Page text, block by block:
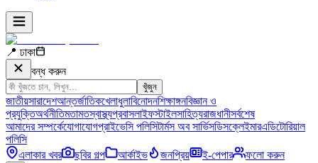
📍 ঢাকা
বন্ধ করুন
খুঁজুন
জাতীয়সারাদেশআন্তর্জাতিকখেলাধুলাবিনোদনশিক্ষাঙ্গনবিজ্ঞান ও
প্রযুক্তিঅর্থনীতিমতামতস্বাস্থ্যপ্রবাসলাইফস্টাইলসাহিত্যরাজধানীসর্বশেষ
আমাদের সম্পর্কেযোগাযোগপ্রাইভেসি পলিসিটার্মস অব সার্ভিসডিসক্লেইমারএডিটোরিয়াল
পলিসি
এলাকার খবর
ছবির গল্প আর্কাইভ জনপ্রিয় ই-পেপার ফলো করুন